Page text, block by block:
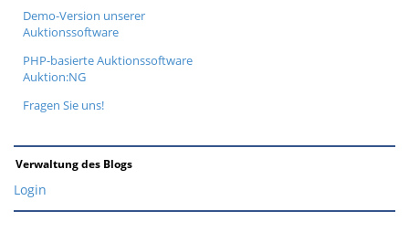
Demo-Version unserer
Auktionssoftware
PHP-basierte Auktionssoftware
Auktion:NG
Fragen Sie uns!
Verwaltung des Blogs
Login